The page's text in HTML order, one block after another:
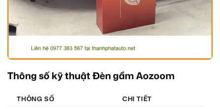
Thông số kỹ thuật Đèn gầm Aozoom
THÔNG SỐ
CHI TIẾT